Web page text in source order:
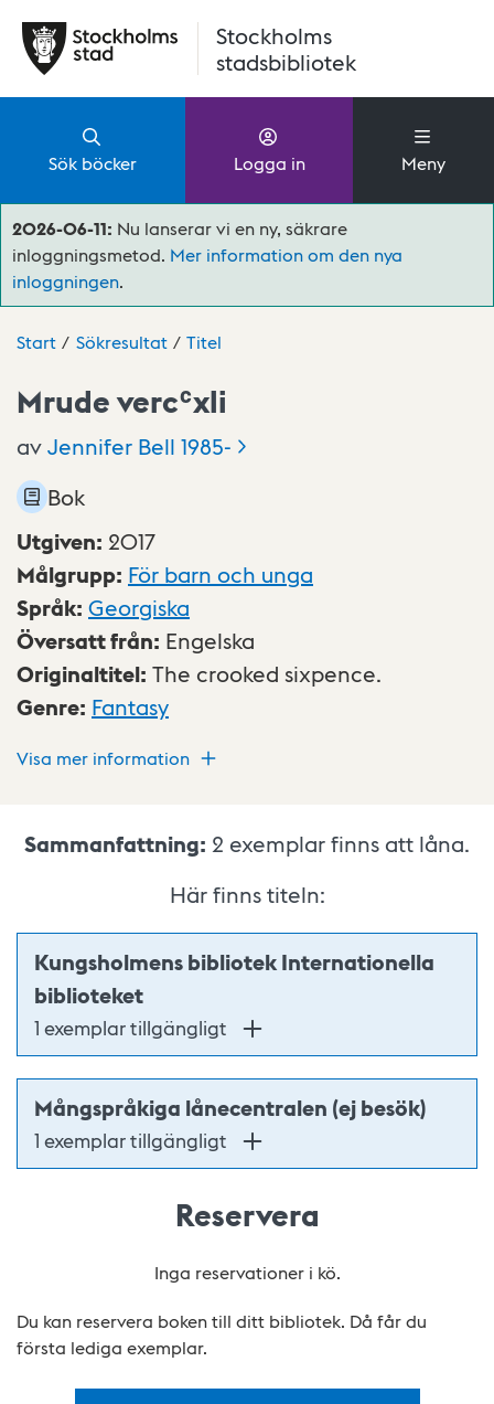
Stockholms
stadsbibliotek
Sök böcker Logga in Meny
2026-06-11: Nu lanserar vi en ny, säkrare
inloggningsmetod. Mer information om den nya
inloggningen.
Start Sökresultat Titel
Mrude vercʿxli
avJennifer Bell 1985-
Bok
Utgiven: 2017
Målgrupp: För barn och unga
Språk: Georgiska
Översatt från: Engelska
Originaltitel: The crooked sixpence.
Genre: Fantasy
Visa mer information
Sammanfattning: 2 exemplar finns att låna.
Här finns titeln:
Kungsholmens bibliotek Internationella
biblioteket
1 exemplar tillgängligt
Mångspråkiga lånecentralen (ej besök)
1 exemplar tillgängligt
Reservera
Inga reservationer i kö.
Du kan reservera boken till ditt bibliotek. Då får du
första lediga exemplar.